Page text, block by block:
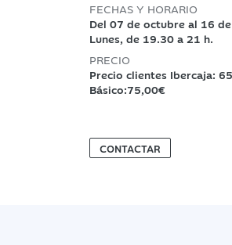
FECHAS Y HORARIO
Del 07 de octubre al 16
Lunes, de 19.30 a 21 h.
PRECIO
Precio clientes Ibercaja:
Básico:75,00€
CONTACTAR